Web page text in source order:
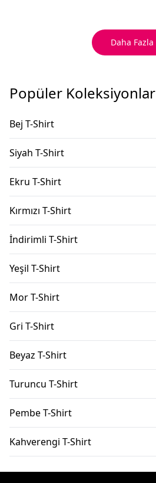
Daha Fazla
Popüler Koleksiyonlar
Bej T-Shirt
Siyah T-Shirt
Ekru T-Shirt
Kırmızı T-Shirt
İndirimli T-Shirt
Yeşil T-Shirt
Mor T-Shirt
Gri T-Shirt
Beyaz T-Shirt
Turuncu T-Shirt
Pembe T-Shirt
Kahverengi T-Shirt